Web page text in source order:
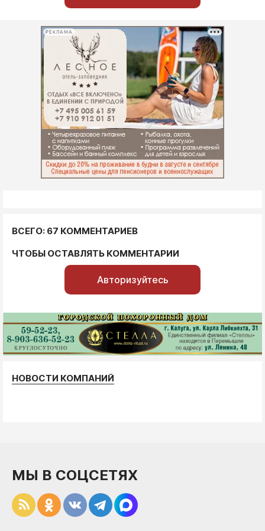
РЕКЛАМА
ВСЕГО: 67 КОММЕНТАРИЕВ
ЧТОБЫ ОСТАВЛЯТЬ КОММЕНТАРИИ
Авторизуйтесь
НОВОСТИ КОМПАНИЙ
МЫ В СОЦСЕТЯХ